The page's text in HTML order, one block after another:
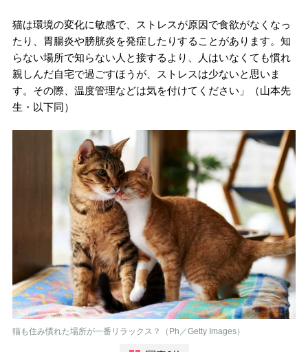
猫は環境の変化に敏感で、ストレスが原因で食欲がなくなっ
たり、胃腸炎や膀胱炎を発症したりすることがあります。知
らない場所で知らない人と接するより、人はいなくても慣れ
親しんだ自宅で過ごすほうが、ストレスは少ないと思いま
す。その際、温度管理などは気を付けてください」（山本先
生・以下同）
猫も住み慣れた場所が一番リラックス？（Ph／Getty Images）